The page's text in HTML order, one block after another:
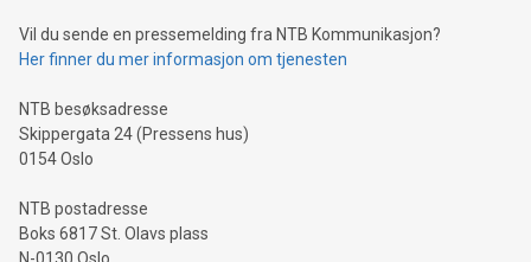
Vil du sende en pressemelding fra NTB Kommunikasjon?
Her finner du mer informasjon om tjenesten
NTB besøksadresse
Skippergata 24 (Pressens hus)
0154 Oslo
NTB postadresse
Boks 6817 St. Olavs plass